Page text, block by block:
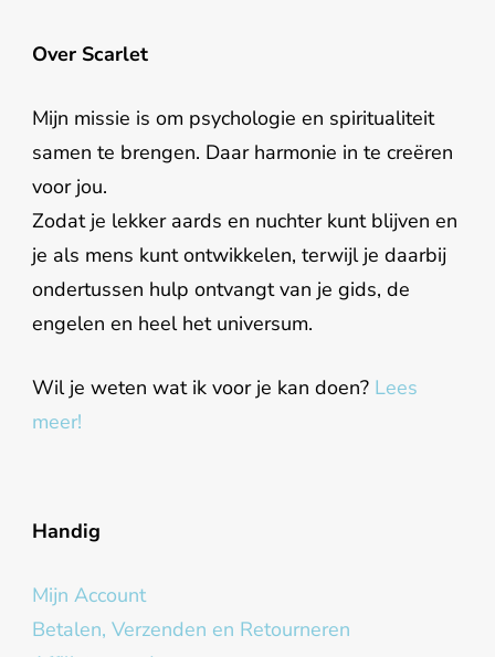
Over Scarlet
Mijn missie is om psychologie en spiritualiteit
samen te brengen. Daar harmonie in te creëren
voor jou.
Zodat je lekker aards en nuchter kunt blijven en
je als mens kunt ontwikkelen, terwijl je daarbij
ondertussen hulp ontvangt van je gids, de
engelen en heel het universum.
Wil je weten wat ik voor je kan doen? Lees
meer!
Handig
Mijn Account
Betalen, Verzenden en Retourneren